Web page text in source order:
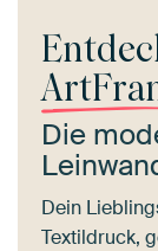
Die
Dein
Textildruck,